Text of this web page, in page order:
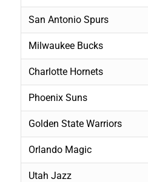
San Antonio Spurs
Milwaukee Bucks
Charlotte Hornets
Phoenix Suns
Golden State Warriors
Orlando Magic
Utah Jazz